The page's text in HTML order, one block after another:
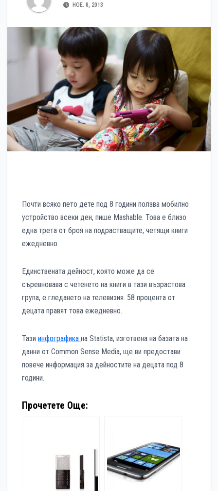
НОЕ. 8, 2013
Почти всяко пето дете под 8 години ползва мобилно
устройство всеки ден, пише Mashable. Това е близо
една трета от броя на подрастващите, четящи книги
ежедневно.
Единствената дейност, която може да се
съревновава с четенето на книги в тази възрастова
група, е гледането на телевизия. 58 процента от
децата правят това ежедневно.
Тази инфографика на Statista, изготвена на базата на
данни от Common Sense Media, ще ви предостави
повече информация за дейностите на децата под 8
години.
Прочетете Още: